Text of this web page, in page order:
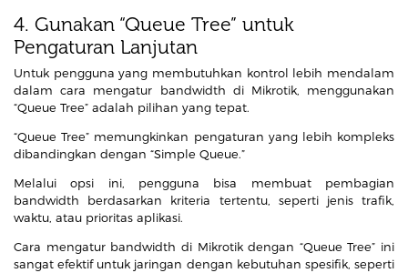
4. Gunakan “Queue Tree” untuk
Pengaturan Lanjutan
Untuk pengguna yang membutuhkan kontrol lebih mendalam
dalam cara mengatur bandwidth di Mikrotik, menggunakan
“Queue Tree” adalah pilihan yang tepat.
“Queue Tree” memungkinkan pengaturan yang lebih kompleks
dibandingkan dengan “Simple Queue.”
Melalui opsi ini, pengguna bisa membuat pembagian
bandwidth berdasarkan kriteria tertentu, seperti jenis trafik,
waktu, atau prioritas aplikasi.
Cara mengatur bandwidth di Mikrotik dengan “Queue Tree” ini
sangat efektif untuk jaringan dengan kebutuhan spesifik, seperti